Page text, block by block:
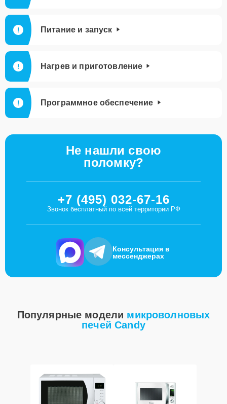
Питание и запуск
Нагрев и приготовление
Программное обеспечение
Не нашли свою
поломку?
+7 (495) 032-67-16
Звонок бесплатный по всей территории РФ
Консультация в
мессенджерах
Популярные модели микроволновых
печей Candy